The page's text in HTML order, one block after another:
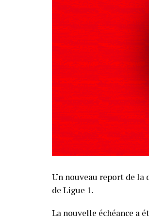
Un nouveau report de la
de Ligue 1.
La nouvelle échéance a